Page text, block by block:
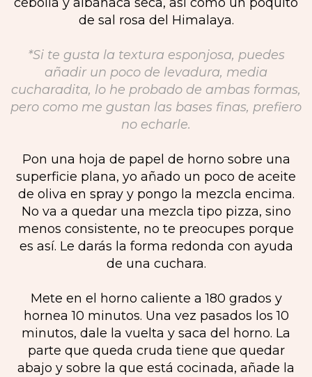
de sal rosa del Himalaya.
*Si te gusta la textura esponjosa, puedes
añadir un poco de levadura, media
cucharadita, lo he probado de ambas formas,
pero como me gustan las bases finas, prefiero
no echarle.
Pon una hoja de papel de horno sobre una
superficie plana, yo añado un poco de aceite
de oliva en spray y pongo la mezcla encima.
No va a quedar una mezcla tipo pizza, sino
menos consistente, no te preocupes porque
es así. Le darás la forma redonda con ayuda
de una cuchara.
Mete en el horno caliente a 180 grados y
hornea 10 minutos. Una vez pasados los 10
minutos, dale la vuelta y saca del horno. La
parte que queda cruda tiene que quedar
abajo y sobre la que está cocinada, añade la